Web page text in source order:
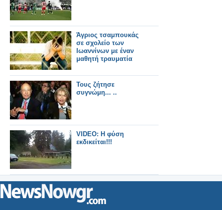
Άγριος τσαμπουκάς
σε σχολείο των
Ιωαννίνων με έναν
μαθητή τραυματία
Τους ζήτησε
συγνώμη... ..
VIDEO: Η φύση
εκδικείται!!!